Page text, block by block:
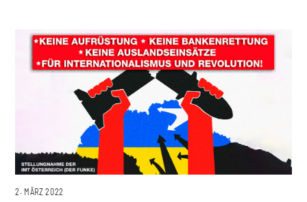
2. MÄRZ 2022